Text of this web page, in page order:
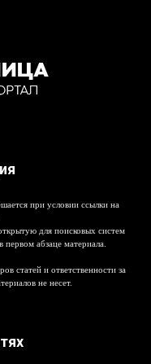
при условии ссылки на
для поисковых систем
абзаце материала.
статей и ответственности за
не несет.